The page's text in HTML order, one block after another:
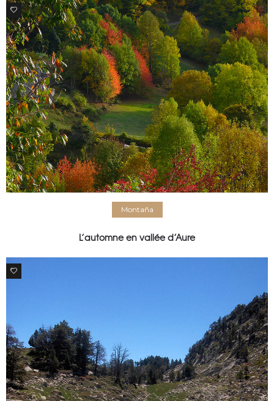
0
Montaña
L’automne en vallée d’Aure
0